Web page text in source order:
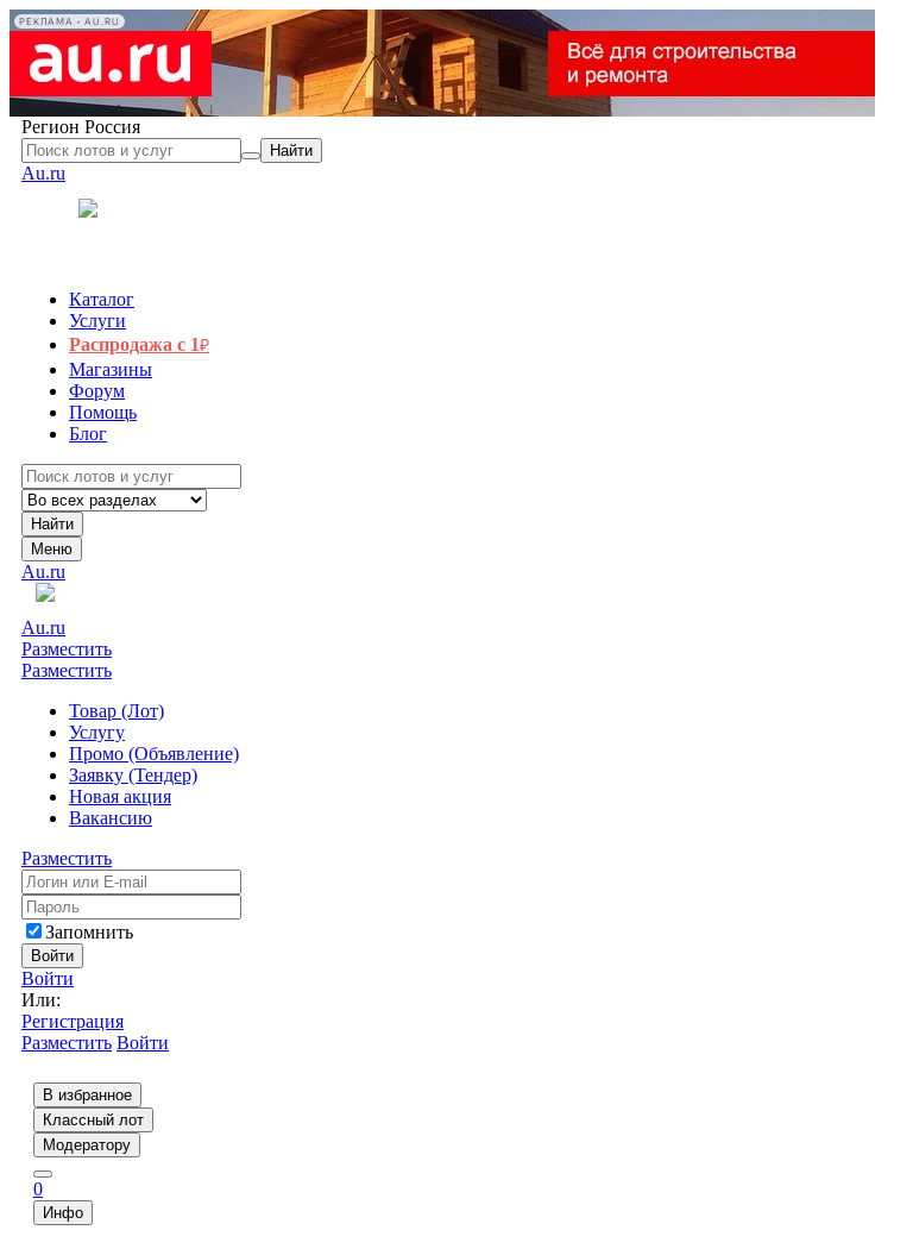
РЕКЛАМА • AU.RU
Регион Россия
Найти
Au.ru
Каталог
Услуги
Распродажа с 1₽
Магазины
Форум
Помощь
Блог
Найти
Меню
Au.ru
Au.ru
Разместить
Разместить
Товар (Лот)
Услугу
Промо (Объявление)
Заявку (Тендер)
Новая акция
Вакансию
Разместить
Запомнить
Войти
Войти
Или:
Регистрация
Разместить Войти
В избранное
Классный лот
Модератору
0
Инфо